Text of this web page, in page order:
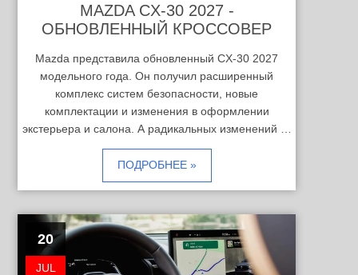
MAZDA CX-30 2027 -
ОБНОВЛЕННЫЙ КРОССОВЕР
Mazda представила обновленный CX-30 2027
модельного года. Он получил расширенный
комплекс систем безопасности, новые
комплектации и изменения в оформлении
экстерьера и салона. А радикальных изменений …
ПОДРОБНЕЕ »
20
JUL